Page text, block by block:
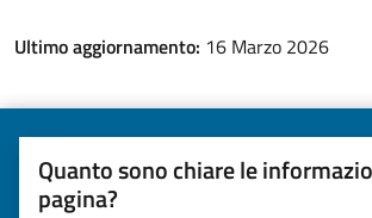
Ultimo aggiornamento: 16 Marzo 2026
Quanto sono chiare le
pagina?